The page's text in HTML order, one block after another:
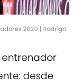
2020 | Rodrigo
desde